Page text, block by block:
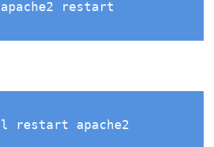
restart
restart apache2